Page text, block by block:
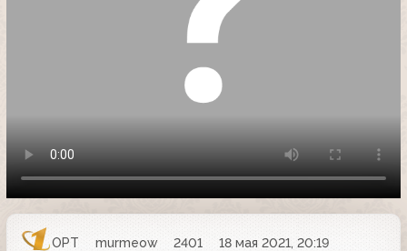
ОРТ murmeow 2401
18 мая 2021, 20:19